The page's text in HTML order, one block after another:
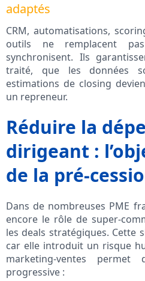
adaptés
CRM, automatisations,
outils ne remplacent
synchronisent. Ils
traité, que les données
estimations de closing
un repreneur.
Réduire la
dirigeant :
de la
Dans de nombreuses PME
encore le rôle de
les deals stratégiques. Cette
car elle introduit un risque
marketing‑ventes permet
progressive :